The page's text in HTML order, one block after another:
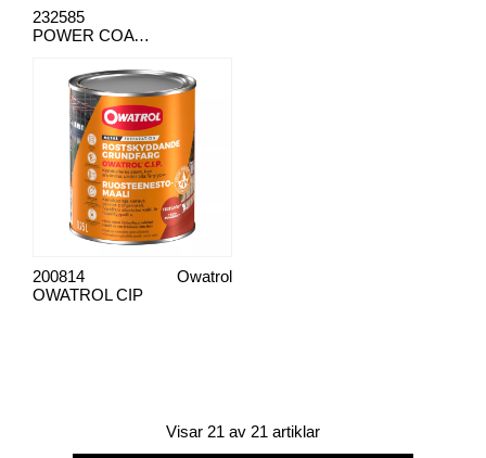
POWER COAT® 3IN1
232585
OWATROL CIP
Owatrol
200814
Visar 21 av 21 artiklar